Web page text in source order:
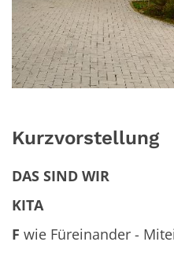
Kurzvorstellung
DAS SIND WIR
KITA
F wie Füreinander -